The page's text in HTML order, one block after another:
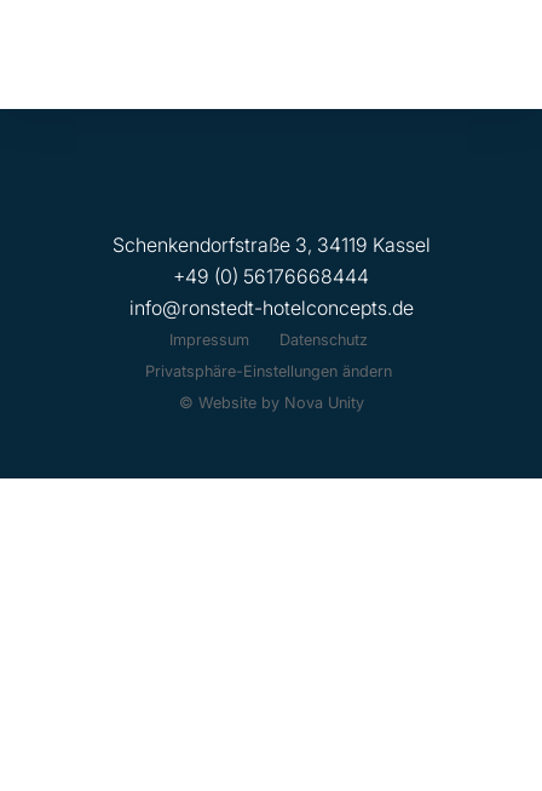
Schenkendorfstraße 3, 34119 Kassel
+49 (0) 56176668444
info@ronstedt-hotelconcepts.de
Impressum
Datenschutz
Privatsphäre-Einstellungen ändern
© Website by Nova Unity